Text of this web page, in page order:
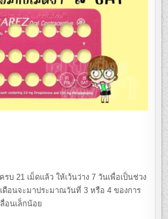
รบ 21 เม็ดแล้ว ให้เว้นว่าง 7 วันเพื่อเป็นช่วง
ดือนจะมาประมาณวันที่ 3 หรือ 4 ของการ
อนเล็กน้อย